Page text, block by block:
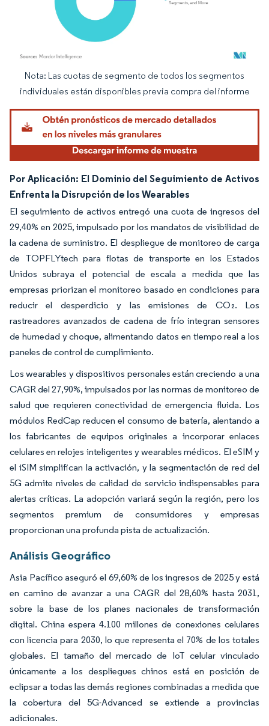
Imagen © Mordor Intelligence. El uso requiere atribución según CC BY 4.0.
Nota: Las cuotas de segmento de todos los segmentos
individuales están disponibles previa compra del informe
Por Aplicación: El Dominio del Seguimiento de Activos
Enfrenta la Disrupción de los Wearables
El seguimiento de activos entregó una cuota de ingresos del
29,40% en 2025, impulsado por los mandatos de visibilidad de
la cadena de suministro. El despliegue de monitoreo de carga
de TOPFLYtech para flotas de transporte en los Estados
Unidos subraya el potencial de escala a medida que las
empresas priorizan el monitoreo basado en condiciones para
reducir el desperdicio y las emisiones de CO₂. Los
rastreadores avanzados de cadena de frío integran sensores
de humedad y choque, alimentando datos en tiempo real a los
paneles de control de cumplimiento.
Los wearables y dispositivos personales están creciendo a una
CAGR del 27,90%, impulsados por las normas de monitoreo de
salud que requieren conectividad de emergencia fluida. Los
módulos RedCap reducen el consumo de batería, alentando a
los fabricantes de equipos originales a incorporar enlaces
celulares en relojes inteligentes y wearables médicos. El eSIM y
el iSIM simplifican la activación, y la segmentación de red del
5G admite niveles de calidad de servicio indispensables para
alertas críticas. La adopción variará según la región, pero los
segmentos premium de consumidores y empresas
proporcionan una profunda pista de actualización.
Análisis Geográfico
Asia Pacífico aseguró el 69,60% de los ingresos de 2025 y está
en camino de avanzar a una CAGR del 28,60% hasta 2031,
sobre la base de los planes nacionales de transformación
digital. China espera 4.100 millones de conexiones celulares
con licencia para 2030, lo que representa el 70% de los totales
globales. El tamaño del mercado de IoT celular vinculado
únicamente a los despliegues chinos está en posición de
eclipsar a todas las demás regiones combinadas a medida que
la cobertura del 5G-Advanced se extiende a provincias
adicionales.